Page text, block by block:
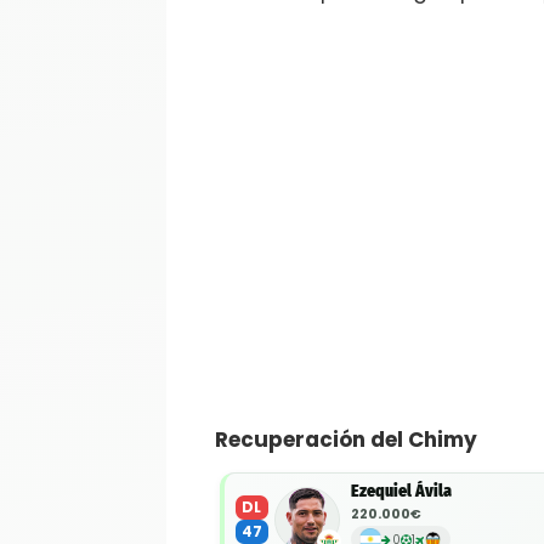
Recuperación del Chimy
DL
47
Ezequiel Ávila
220.000€
0 1